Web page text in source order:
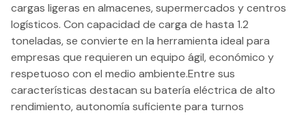
cargas ligeras en almacenes, supermercados y centros
logísticos. Con capacidad de carga de hasta 1.2
toneladas, se convierte en la herramienta ideal para
empresas que requieren un equipo ágil, económico y
respetuoso con el medio ambiente.Entre sus
características destacan su batería eléctrica de alto
rendimiento, autonomía suficiente para turnos